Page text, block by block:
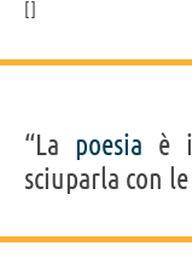
“La poesia è
sciuparla con le